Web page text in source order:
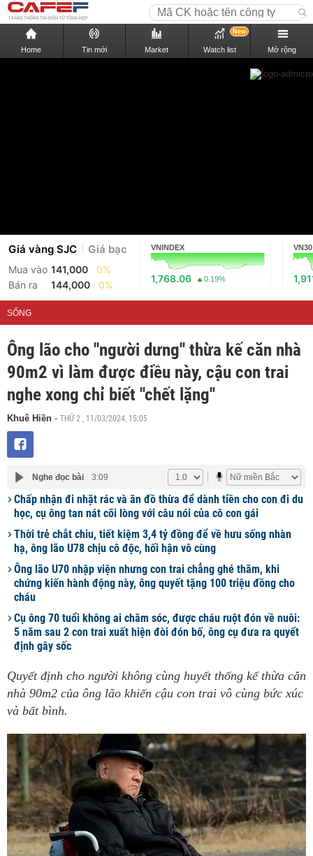
Home Tin mới Market Watch list
New
Mở rộng
Giá vàng SJC Giá bạc
Mua vào 141,000
0%
Bán ra
144,000 0%
VNINDEX
1,768.06 0.19%
VN30
SỐNG
Ông lão cho ''người dưng'' thừa kế căn nhà
90m2 vì làm được điều này, cậu con trai
nghe xong chỉ biết ''chết lặng''
Khuê Hiền - THỨ 2 , 11/03/2024, 15:05
Nghe đọc bài 3:09
Chấp nhận đi nhặt rác và ăn đồ thừa để dành tiền cho con đi du
học, cụ ông tan nát cõi lòng với câu nói của cô con gái
Thời trẻ chắt chiu, tiết kiệm 3,4 tỷ đồng để về hưu sống nhàn
hạ, ông lão U78 chịu cô độc, hối hận vô cùng
Ông lão U70 nhập viện nhưng con trai chẳng ghé thăm, khi
chứng kiến hành động này, ông quyết tặng 100 triệu đồng cho
cháu
Cụ ông 70 tuổi không ai chăm sóc, được cháu ruột đón về nuôi:
5 năm sau 2 con trai xuất hiện đòi đón bố, ông cụ đưa ra quyết
định gây sốc
Quyết định cho người không cùng huyết thống kế thừa căn
nhà 90m2 của ông lão khiến cậu con trai vô cùng bức xúc
và bất bình.